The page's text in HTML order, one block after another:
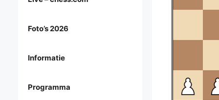
Foto’s 2026
Informatie
Programma